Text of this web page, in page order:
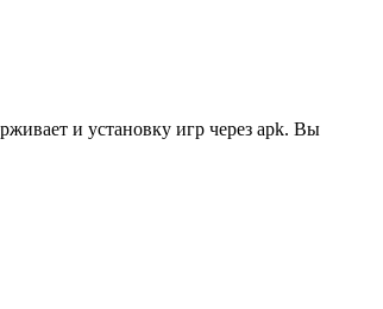
и установку игр через apk. Вы